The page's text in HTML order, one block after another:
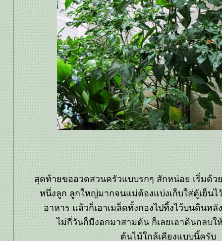
สุดท้ายขออวดสวนครัวแบบรกๆ สักหน่อย เริ่มด้
หนึ่งลูก ลูกใหญ่มากจนแม่ต้องแบ่งเก็บใส่ตู้เย็นไ
อาหาร แล้วก็เอาเมล็ดทั้งกองไปทิ้งไว้บนดินห
ไม่กี่วันก็มีงอกมาสามต้น ก็เลยเอาดินกลบใ
ต้นไม้ใกล้เคียงแบบนี้ครับ